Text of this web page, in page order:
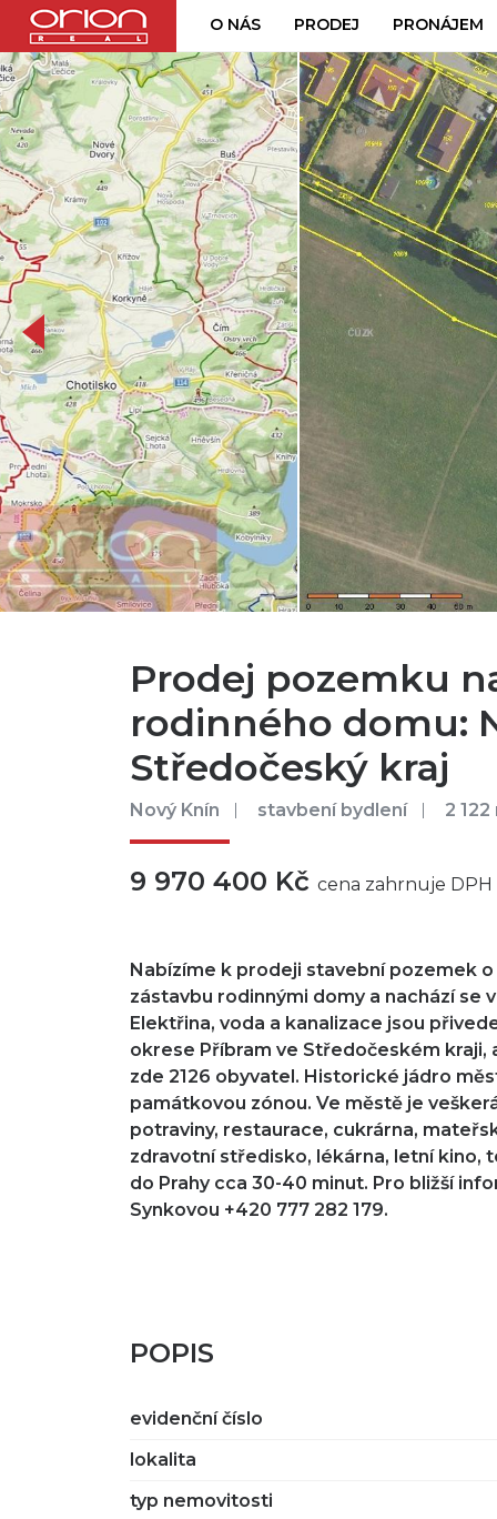
O NÁS PRODEJ PRONÁJEM
Prodej pozemku
rodinného domu:
Středočeský kraj
Nový Knín stavbení bydlení 2 122
9 970 400 Kč cena zahrnuje DPH
Nabízíme k prodeji stavební pozemek
zástavbu rodinnými domy a nachází se
Elektřina, voda a kanalizace jsou
okrese Příbram ve Středočeském kraji,
zde 2126 obyvatel. Historické jádro
památkovou zónou. Ve městě je
potraviny, restaurace, cukrárna,
zdravotní středisko, lékárna, letní kino,
do Prahy cca 30-40 minut. Pro bližší
Synkovou +420 777 282 179.
POPIS
evidenční číslo
lokalita
typ nemovitosti